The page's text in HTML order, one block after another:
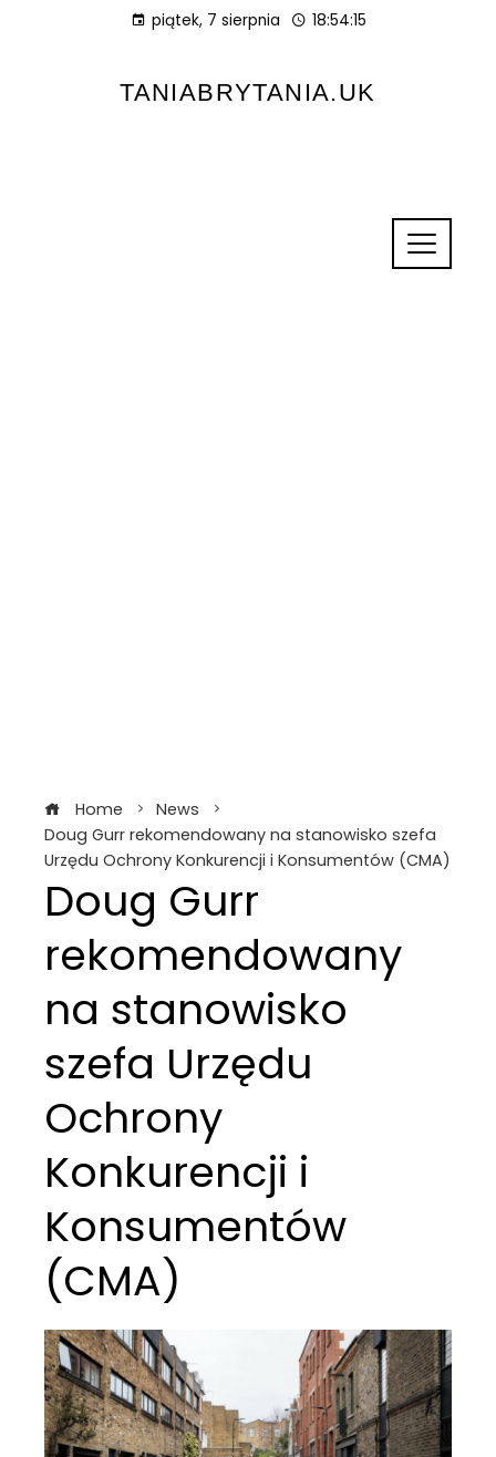
piątek, 7 sierpnia 18:54:16
TANIABRYTANIA.UK
Home
News
Doug Gurr rekomendowany na stanowisko szefa
Urzędu Ochrony Konkurencji i Konsumentów (CMA)
Doug Gurr
rekomendowany
na stanowisko
szefa Urzędu
Ochrony
Konkurencji i
Konsumentów
(CMA)